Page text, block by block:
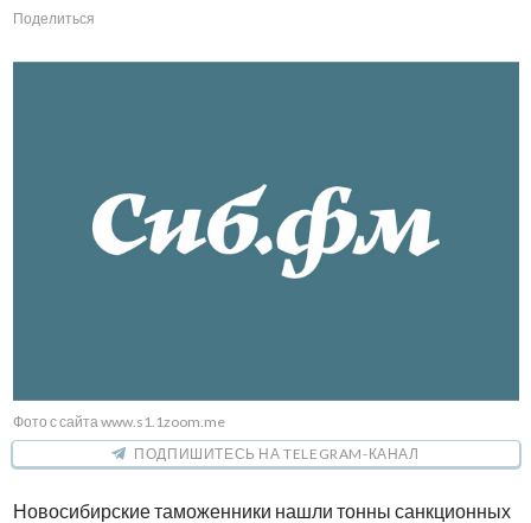
Поделиться
Фото с сайта www.s1.1zoom.me
ПОДПИШИТЕСЬ НА TELEGRAM-КАНАЛ
Новосибирские таможенники нашли тонны санкционных